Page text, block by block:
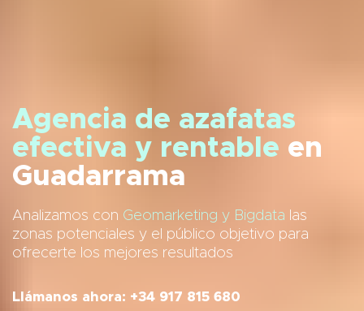
Agencia de azafatas
efectiva y rentable en
Guadarrama
Analizamos con Geomarketing y Bigdata las
zonas potenciales y el público objetivo para
ofrecerte los mejores resultados
Llámanos ahora: +34 917 815 680